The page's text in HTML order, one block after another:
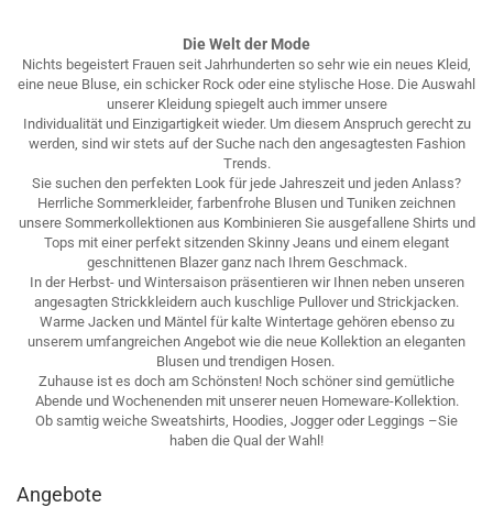
Die Welt der Mode
Nichts begeistert Frauen seit Jahrhunderten so sehr wie ein neues Kleid,
eine neue Bluse, ein schicker Rock oder eine stylische Hose. Die Auswahl
unserer Kleidung spiegelt auch immer unsere
Individualität und Einzigartigkeit wieder. Um diesem Anspruch gerecht zu
werden, sind wir stets auf der Suche nach den angesagtesten Fashion
Trends.
Sie suchen den perfekten Look für jede Jahreszeit und jeden Anlass?
Herrliche Sommerkleider, farbenfrohe Blusen und Tuniken zeichnen
unsere Sommerkollektionen aus Kombinieren Sie ausgefallene Shirts und
Tops mit einer perfekt sitzenden Skinny Jeans und einem elegant
geschnittenen Blazer ganz nach Ihrem Geschmack.
In der Herbst- und Wintersaison präsentieren wir Ihnen neben unseren
angesagten Strickkleidern auch kuschlige Pullover und Strickjacken.
Warme Jacken und Mäntel für kalte Wintertage gehören ebenso zu
unserem umfangreichen Angebot wie die neue Kollektion an eleganten
Blusen und trendigen Hosen.
Zuhause ist es doch am Schönsten! Noch schöner sind gemütliche
Abende und Wochenenden mit unserer neuen Homeware-Kollektion.
Ob samtig weiche Sweatshirts, Hoodies, Jogger oder Leggings –Sie
haben die Qual der Wahl!
Angebote